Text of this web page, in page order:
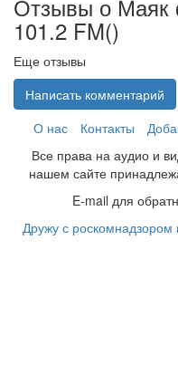
Отзывы о Маяк
101.2 FM()
Еще отзывы
Написать комментарий
О нас
Контакты
Все права на аудио и
нашем сайте
E-mail для
Дружу с